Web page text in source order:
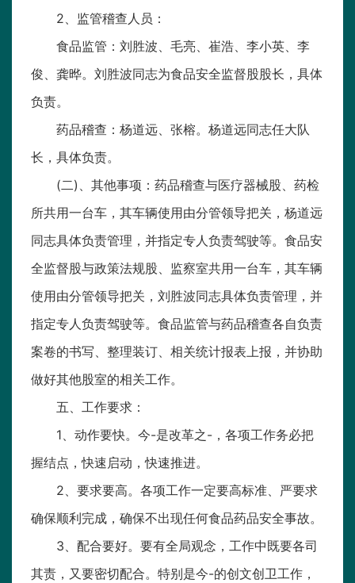
2、监管稽查人员：
食品监管：刘胜波、毛亮、崔浩、李小英、李
俊、龚晔。刘胜波同志为食品安全监督股股长，具体
负责。
药品稽查：杨道远、张榕。杨道远同志任大队
长，具体负责。
(二)、其他事项：药品稽查与医疗器械股、药检
所共用一台车，其车辆使用由分管领导把关，杨道远
同志具体负责管理，并指定专人负责驾驶等。食品安
全监督股与政策法规股、监察室共用一台车，其车辆
使用由分管领导把关，刘胜波同志具体负责管理，并
指定专人负责驾驶等。食品监管与药品稽查各自负责
案卷的书写、整理装订、相关统计报表上报，并协助
做好其他股室的相关工作。
五、工作要求：
1、动作要快。今-是改革之-，各项工作务必把
握结点，快速启动，快速推进。
2、要求要高。各项工作一定要高标准、严要求
确保顺利完成，确保不出现任何食品药品安全事故。
3、配合要好。要有全局观念，工作中既要各司
其责，又要密切配合。特别是今-的创文创卫工作，